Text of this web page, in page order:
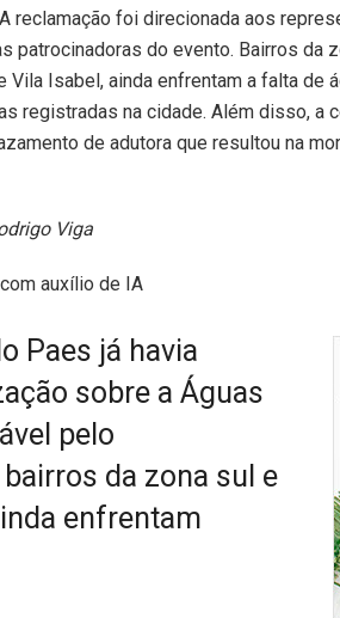
reclamação foi direcionada aos
patrocinadoras do evento. Bairros da
Vila Isabel, ainda enfrentam a falta de
registradas na cidade. Além disso, a
de adutora que resultou na
Viga
auxílio de IA
Paes já havia
sobre a Águas
pelo
da zona sul e
enfrentam